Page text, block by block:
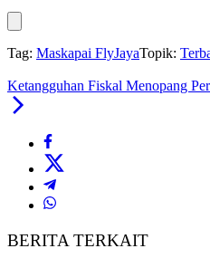
Tag: Maskapai FlyJayaTopik:
Ketangguhan Fiskal Menopang
BERITA TERKAIT